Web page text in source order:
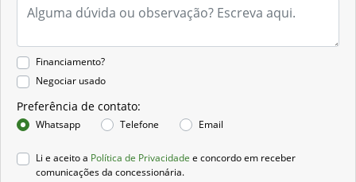
Financiamento?
Negociar usado
Preferência de contato:
Whatsapp Telefone Email
Li e aceito a Política de Privacidade e concordo em receber
comunicações da concessionária.